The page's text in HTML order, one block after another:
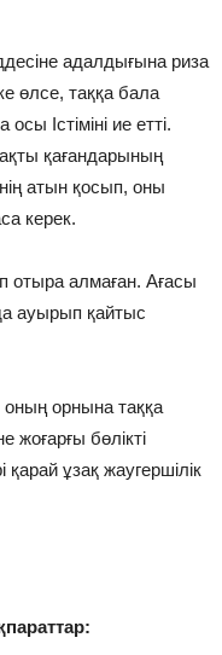
адалдығына риза
өлсе, таққа бала
Істіміні ие етті.
қағандарының
атын қосып, оны
керек.
отыра алмаған. Ағасы
ауырып қайтыс
оның орнына таққа
жоғарғы бөлікті
ұзақ жаугершілік